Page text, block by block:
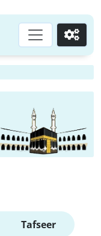
Go
Tafseer